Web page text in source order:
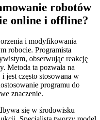
robotów
online i offline?
i modyfikowania
robocie. Programista
obserwując reakcję
Metoda ta pozwala na
jest często stosowana w
programu do
znaczenie.
się w środowisku